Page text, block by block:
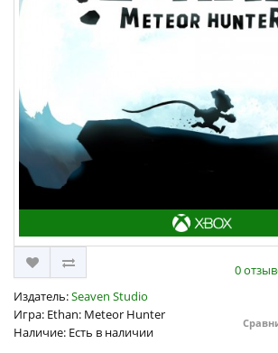
0
Издатель:Seaven Studio
Игра: Ethan: Meteor Hunter
Наличие: Есть в наличии